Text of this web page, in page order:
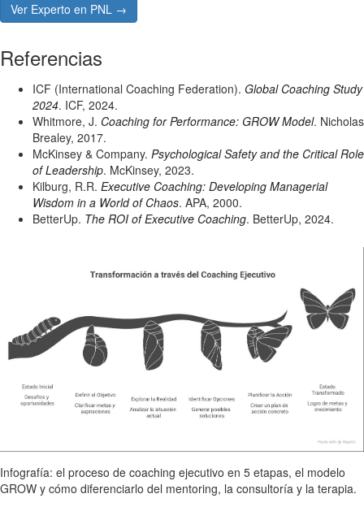
Ver Experto en PNL →
Referencias
ICF (International Coaching Federation). Global Coaching Study
2024. ICF, 2024.
Whitmore, J. Coaching for Performance: GROW Model. Nicholas
Brealey, 2017.
McKinsey & Company. Psychological Safety and the Critical Role
of Leadership. McKinsey, 2023.
Kilburg, R.R. Executive Coaching: Developing Managerial
Wisdom in a World of Chaos. APA, 2000.
BetterUp. The ROI of Executive Coaching. BetterUp, 2024.
Infografía: el proceso de coaching ejecutivo en 5 etapas, el modelo
GROW y cómo diferenciarlo del mentoring, la consultoría y la terapia.